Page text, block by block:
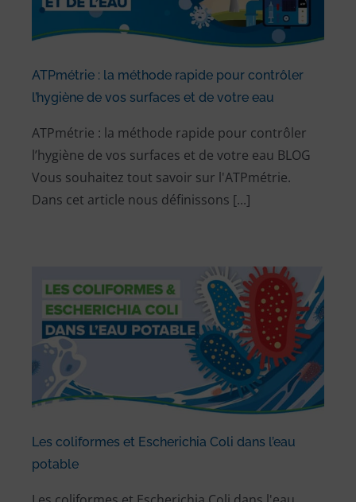
ATPmétrie : la méthode rapide pour contrôler
l’hygiène de vos surfaces et de votre eau
ATPmétrie : la méthode rapide pour contrôler
l’hygiène de vos surfaces et de votre eau BLOG
Vous souhaitez tout savoir sur l'ATPmétrie.
Dans cet article nous définissons [...]
Les coliformes et Escherichia Coli dans l’eau
potable